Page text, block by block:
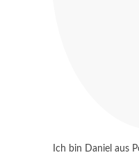
Ich bin Daniel aus